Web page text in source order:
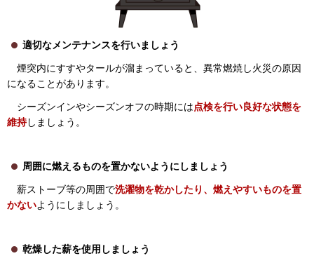
適切なメンテナンスを行いましょう
煙突内にすすやタールが溜まっていると、異常燃焼し火災の原因
になることがあります。
シーズンインやシーズンオフの時期には点検を行い良好な状態を
維持しましょう。
周囲に燃えるものを置かないようにしましょう
薪ストーブ等の周囲で洗濯物を乾かしたり、燃えやすいものを置
かないようにしましょう。
乾燥した薪を使用しましょう